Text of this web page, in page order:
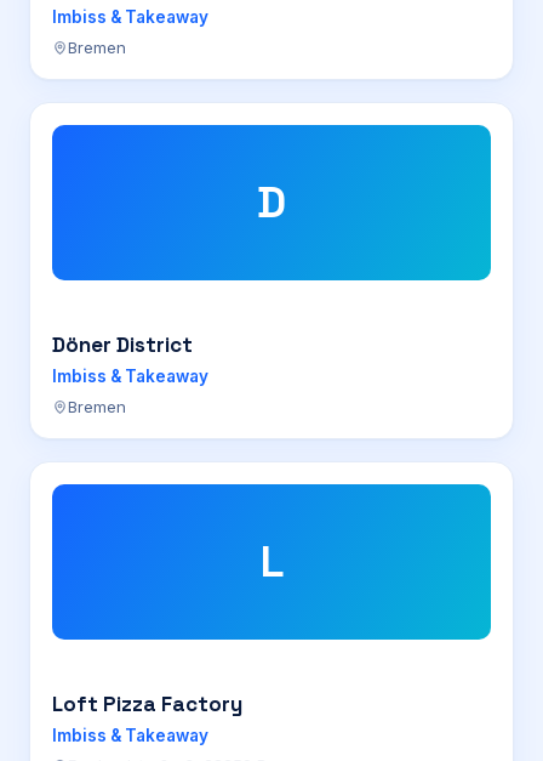
Imbiss & Takeaway
Bremen
D
Döner District
Imbiss & Takeaway
Bremen
L
Loft Pizza Factory
Imbiss & Takeaway